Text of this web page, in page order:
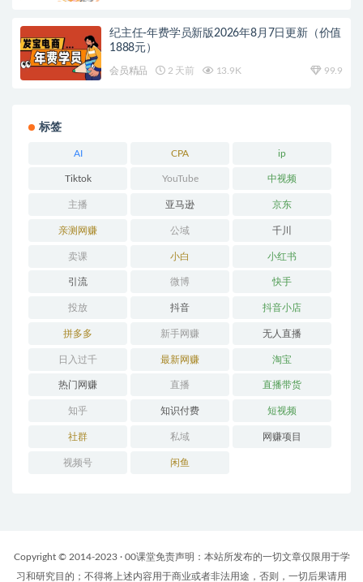
纪主任-年费学员新版2026年8月7日更新（价值
1888元）
会员精品 2 天前 13.9K 99.9
标签
AI CPA ip
Tiktok YouTube 中视频
主播 亚马逊 京东
亲测网赚 公域 千川
卖课 小白 小红书
引流 微博 快手
投放 抖音 抖音小店
拼多多 新手网赚 无人直播
日入过千 最新网赚 淘宝
热门网赚 直播 直播带货
知乎 知识付费 短视频
社群 私域 网赚项目
视频号 闲鱼
Copyright © 2014-2023 · 00课堂免责声明：本站所发布的一切文章仅限用于学
习和研究目的；不得将上述内容用于商业或者非法用途，否则，一切后果请用